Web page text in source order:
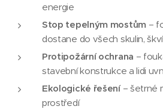
energie
Stop tepelným mostům–
dostane do všech skulin,
Protipožární ochrana –
stavební konstrukce a lidi
Ekologické řešení– šetrné
prostředí